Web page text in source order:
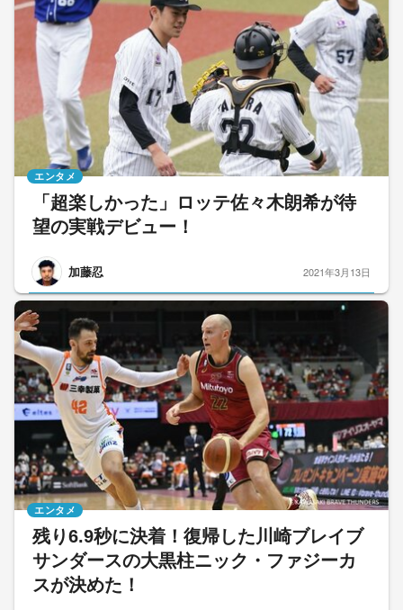
「超楽しかった」ロッテ佐々木朗希が待
望の実戦デビュー！
加藤忍
エンタメ
2021年3月13日
残り6.9秒に決着！復帰した川崎ブレイブ
サンダースの大黒柱ニック・ファジーカ
スが決めた！
エンタメ